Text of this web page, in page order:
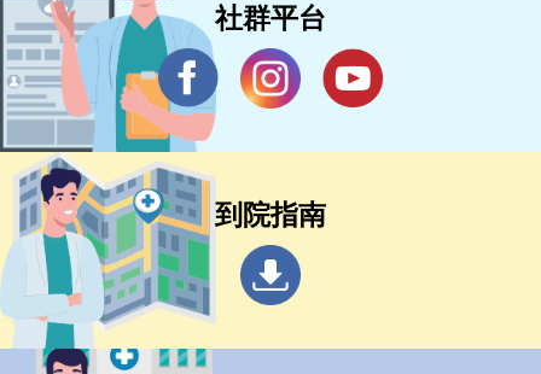
社群平台
到院指南